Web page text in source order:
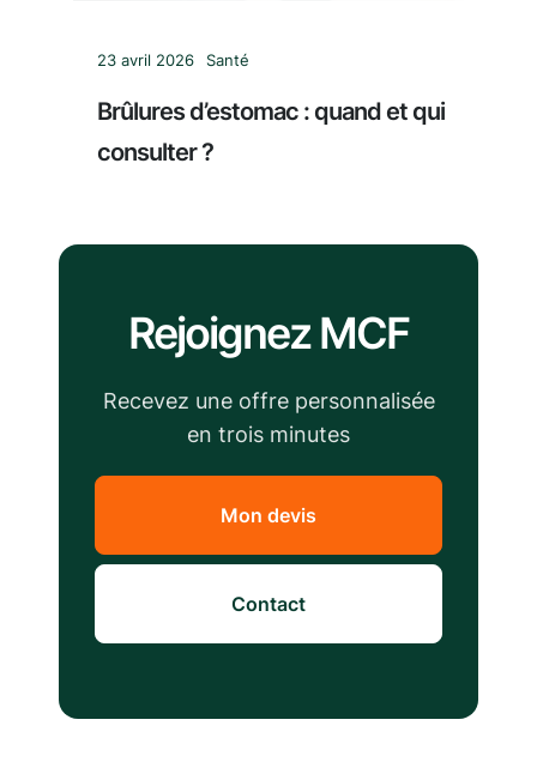
23 avril 2026 Santé
Brûlures d’estomac : quand et qui
consulter ?
Rejoignez MCF
Recevez une offre personnalisée
en trois minutes
Mon devis
Contact